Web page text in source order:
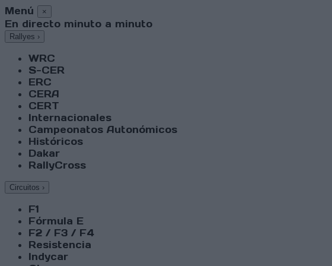
Menú ×
En directo minuto a minuto
Rallyes ›
WRC
S-CER
ERC
CERA
CERT
Internacionales
Campeonatos Autonómicos
Históricos
Dakar
RallyCross
Circuitos ›
F1
Fórmula E
F2 / F3 / F4
Resistencia
Indycar